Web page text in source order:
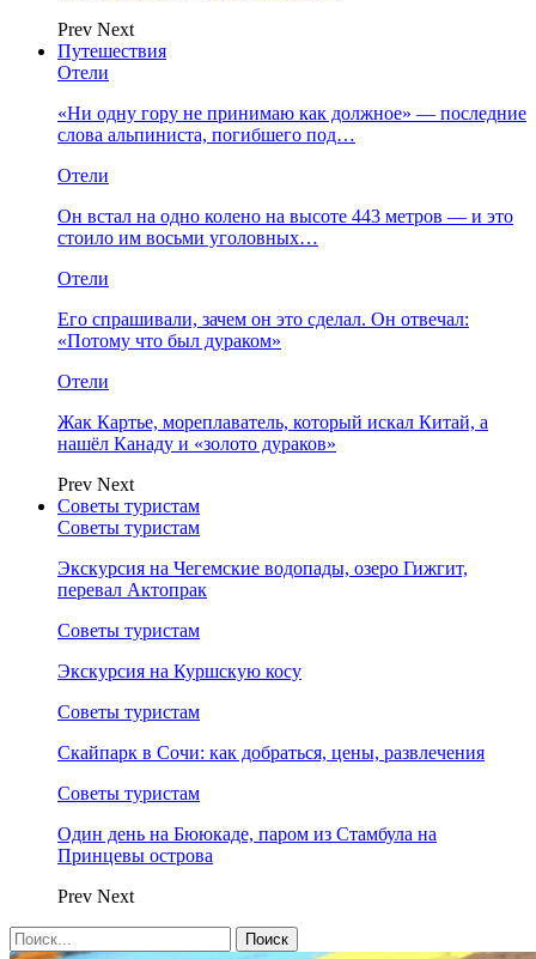
Prev Next
Путешествия
Отели
«Ни одну гору не принимаю как должное» — последние
слова альпиниста, погибшего под…
Отели
Он встал на одно колено на высоте 443 метров — и это
стоило им восьми уголовных…
Отели
Его спрашивали, зачем он это сделал. Он отвечал:
«Потому что был дураком»
Отели
Жак Картье, мореплаватель, который искал Китай, а
нашёл Канаду и «золото дураков»
Prev Next
Советы туристам
Советы туристам
Экскурсия на Чегемские водопады, озеро Гижгит,
перевал Актопрак
Советы туристам
Экскурсия на Куршскую косу
Советы туристам
Скайпарк в Сочи: как добраться, цены, развлечения
Советы туристам
Один день на Бююкаде, паром из Стамбула на
Принцевы острова
Prev Next